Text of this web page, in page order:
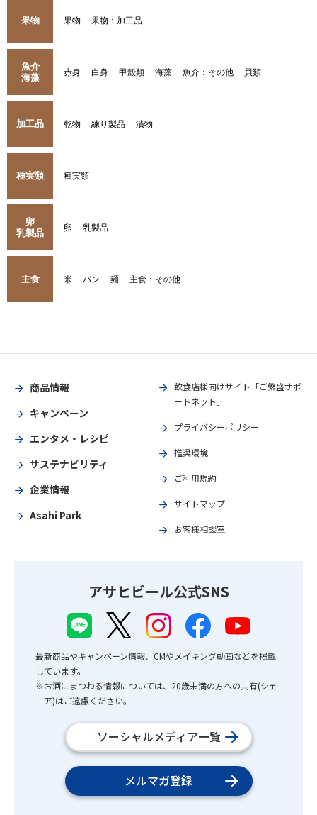
果物 果物 果物：加工品
魚介
海藻
赤身 白身 甲殻類 海藻 魚介：その他 貝類
加工品 乾物 練り製品 漬物
種実類 種実類
卵
乳製品
卵 乳製品
主食 米 パン 麺 主食：その他
商品情報
キャンペーン
エンタメ・レシピ
サステナビリティ
企業情報
Asahi Park
飲食店様向けサイト「ご繁盛サポ
ートネット」
プライバシーポリシー
推奨環境
ご利用規約
サイトマップ
お客様相談室
アサヒビール公式SNS
最新商品やキャンペーン情報、CMやメイキング動画などを掲載
しています。
※お酒にまつわる情報については、20歳未満の方への共有(シェ
ア)はご遠慮ください。
ソーシャルメディア一覧
メルマガ登録